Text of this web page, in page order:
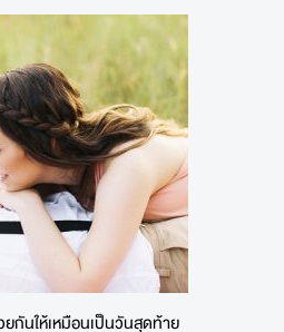
กันให้เหมือนเป็นวันสุดท้าย